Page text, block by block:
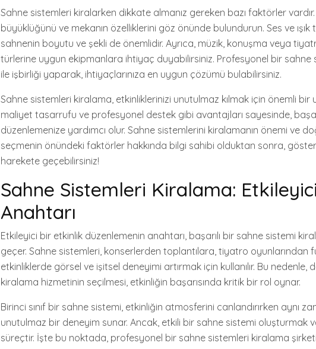
Sahne sistemleri kiralarken dikkate almanız gereken bazı faktörler
büyüklüğünü ve mekanın özelliklerini göz önünde bulundurun. Ses ve ışık
sahnenin boyutu ve şekli de önemlidir. Ayrıca, müzik, konuşma veya
türlerine uygun ekipmanlara ihtiyaç duyabilirsiniz. Profesyonel bir sahne
ile işbirliği yaparak, ihtiyaçlarınıza en uygun çözümü bulabilirsiniz.
Sahne sistemleri kiralama, etkinliklerinizi unutulmaz kılmak için önemli bir
maliyet tasarrufu ve profesyonel destek gibi avantajları sayesinde,
düzenlemenize yardımcı olur. Sahne sistemlerini kiralamanın önemi ve
seçmenin önündeki faktörler hakkında bilgi sahibi olduktan sonra,
harekete geçebilirsiniz!
Sahne Sistemleri Kiralama:
Anahtarı
Etkileyici bir etkinlik düzenlemenin anahtarı, başarılı bir sahne sistemi
geçer. Sahne sistemleri, konserlerden toplantılara, tiyatro oyunlarından
etkinliklerde görsel ve işitsel deneyimi artırmak için kullanılır. Bu nedenle,
kiralama hizmetinin seçilmesi, etkinliğin başarısında kritik bir rol oynar.
Birinci sınıf bir sahne sistemi, etkinliğin atmosferini canlandırırken aynı
unutulmaz bir deneyim sunar. Ancak, etkili bir sahne sistemi oluşturmak
süreçtir. İşte bu noktada, profesyonel bir sahne sistemleri kiralama